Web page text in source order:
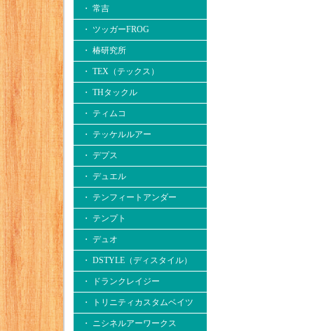
・ 常吉
・ ツッガーFROG
・ 椿研究所
・ TEX（テックス）
・ THタックル
・ ティムコ
・ テッケルルアー
・ デプス
・ デュエル
・ テンフィートアンダー
・ テンプト
・ デュオ
・ DSTYLE（ディスタイル）
・ ドランクレイジー
・ トリニティカスタムベイツ
・ ニシネルアーワークス